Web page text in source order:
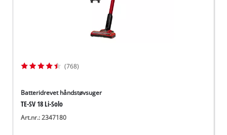
(768)
Batteridrevet håndstøvsuger
TE-SV 18 Li-Solo
Art.nr.: 2347180